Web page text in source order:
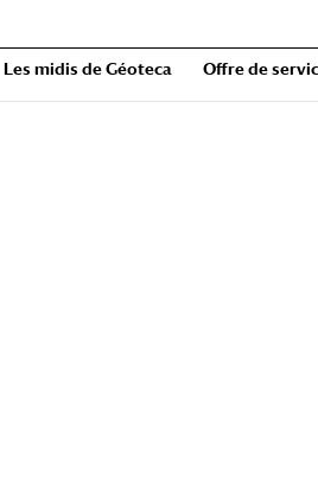
Les midis de Géoteca Offre de